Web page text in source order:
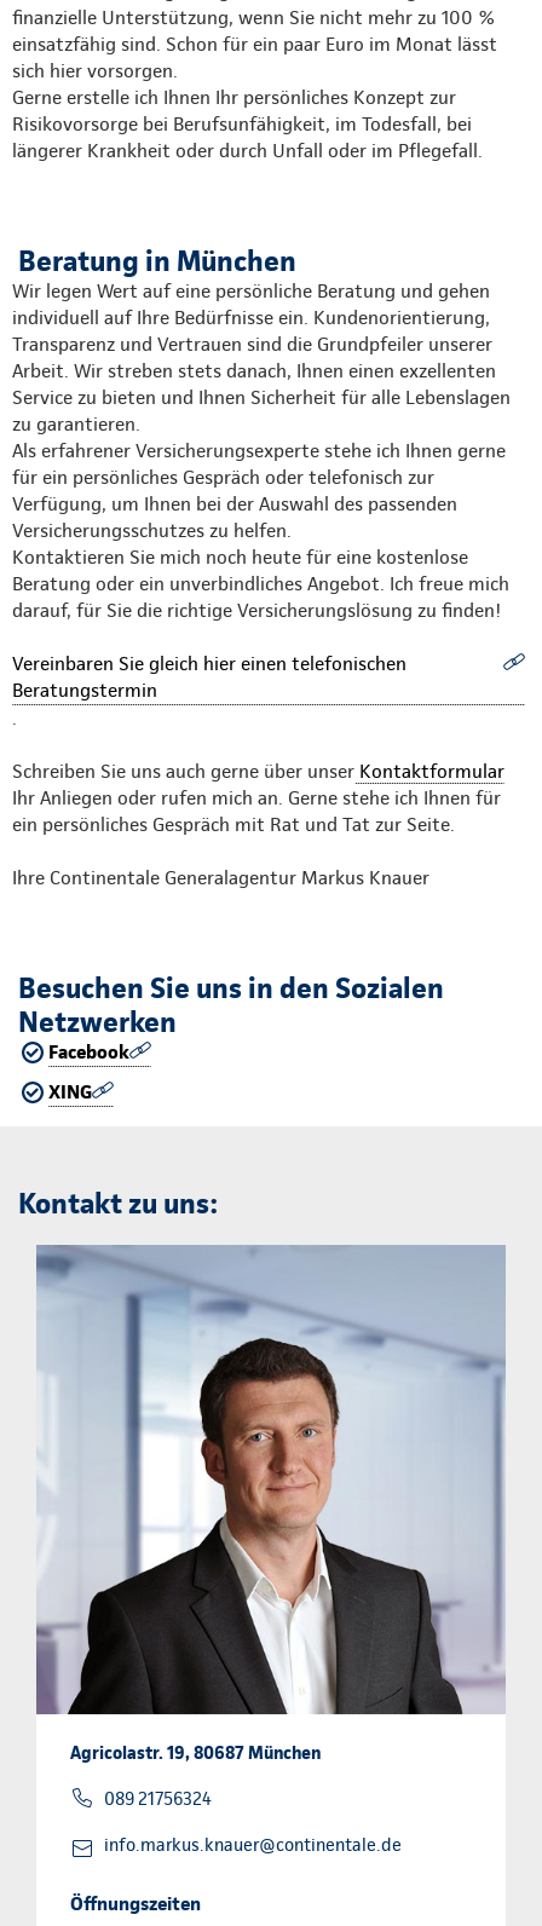
finanzielle Unterstützung, wenn Sie nicht mehr zu 100 %
einsatzfähig sind. Schon für ein paar Euro im Monat lässt
sich hier vorsorgen.
Gerne erstelle ich Ihnen Ihr persönliches Konzept zur
Risikovorsorge bei Berufsunfähigkeit, im Todesfall, bei
längerer Krankheit oder durch Unfall oder im Pflegefall.
Beratung in München
Wir legen Wert auf eine persönliche Beratung und gehen
individuell auf Ihre Bedürfnisse ein. Kundenorientierung,
Transparenz und Vertrauen sind die Grundpfeiler unserer
Arbeit. Wir streben stets danach, Ihnen einen exzellenten
Service zu bieten und Ihnen Sicherheit für alle Lebenslagen
zu garantieren.
Als erfahrener Versicherungsexperte stehe ich Ihnen gerne
für ein persönliches Gespräch oder telefonisch zur
Verfügung, um Ihnen bei der Auswahl des passenden
Versicherungsschutzes zu helfen.
Kontaktieren Sie mich noch heute für eine kostenlose
Beratung oder ein unverbindliches Angebot. Ich freue mich
darauf, für Sie die richtige Versicherungslösung zu finden!
Vereinbaren Sie gleich hier einen telefonischen
Beratungstermin
.
Schreiben Sie uns auch gerne über unser Kontaktformular
Ihr Anliegen oder rufen mich an. Gerne stehe ich Ihnen für
ein persönliches Gespräch mit Rat und Tat zur Seite.
Ihre Continentale Generalagentur Markus Knauer
Besuchen Sie uns in den Sozialen
Netzwerken
Facebook
XING
Kontakt zu uns:
Agricolastr. 19, 80687 München
089 21756324
info.markus.knauer@continentale.de
Öffnungszeiten